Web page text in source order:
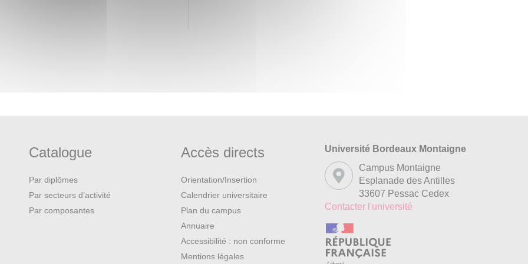
à projets (APP)
formulation et
Catalogue
Par diplômes
Par secteurs d’activité
Par composantes
Accès directs
Orientation/Insertion
Calendrier universitaire
Plan du campus
Annuaire
Accessibilité : non conforme
Mentions légales
Université Bordeaux Montaigne
Campus Montaigne
Esplanade des Antilles
33607 Pessac Cedex
Contacter l'université